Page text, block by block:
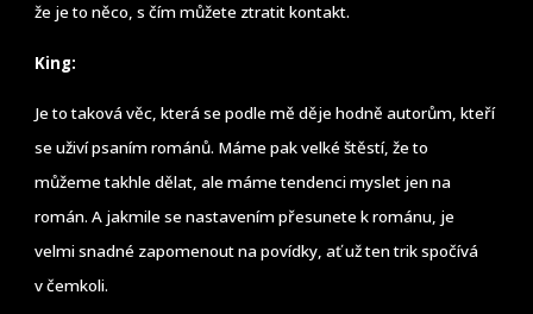
že je to něco, s čím můžete ztratit kontakt.
King:
Je to taková věc, která se podle mě děje hodně autorům, kteří
se uživí psaním románů. Máme pak velké štěstí, že to
můžeme takhle dělat, ale máme tendenci myslet jen na
román. A jakmile se nastavením přesunete k románu, je
velmi snadné zapomenout na povídky, ať už ten trik spočívá
v čemkoli.